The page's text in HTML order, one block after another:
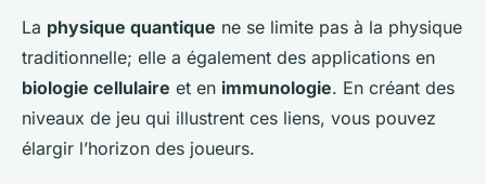
La physique quantique ne se limite pas à la physique
traditionnelle; elle a également des applications en
biologie cellulaire et en immunologie. En créant des
niveaux de jeu qui illustrent ces liens, vous pouvez
élargir l’horizon des joueurs.